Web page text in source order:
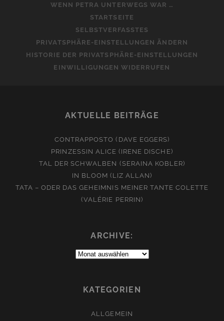
WENN PETRA UNTERWEGS WAR …
STARTSEITE
SELBSTVERFASSTES
PRIVATSPHÄRE-EINSTELLUNGEN ÄNDERN
HISTORIE DER PRIVATSPHÄRE-EINSTELLUNGEN
EINWILLIGUNGEN WIDERRUFEN
AKTUELLE BEITRÄGE
CONTRAPPOSTO (DAVE EGGERS)
PRINZESSIN ALICE (IRENE DISCHE)
TAL DER SCHWALBEN (SERAINA KOBLER)
IN BLOOM (LIZ ALLAN)
TATA – ODER DAS GEHEIMNIS MEINER TANTE COLETTE
(VALÉRIE PERRIN)
ARCHIVE:
Archive:
KATEGORIEN
ALLGEMEIN